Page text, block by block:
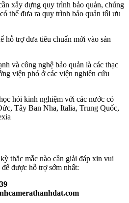
xây dựng quy trình bảo quản, chúng
thể đưa ra quy trình bảo quản tối ưu
hỗ trợ đưa tiêu chuẩn mới vào sản
và công nghệ bảo quản là các thạc
viện phó ở các viện nghiên cứu
hỏi kinh nghiệm với các nước có
Tây Ban Nha, Italia, Trung Quốc,
thắc mắc nào cần giải đáp xin vui
được hỗ trợ sớm nhất: